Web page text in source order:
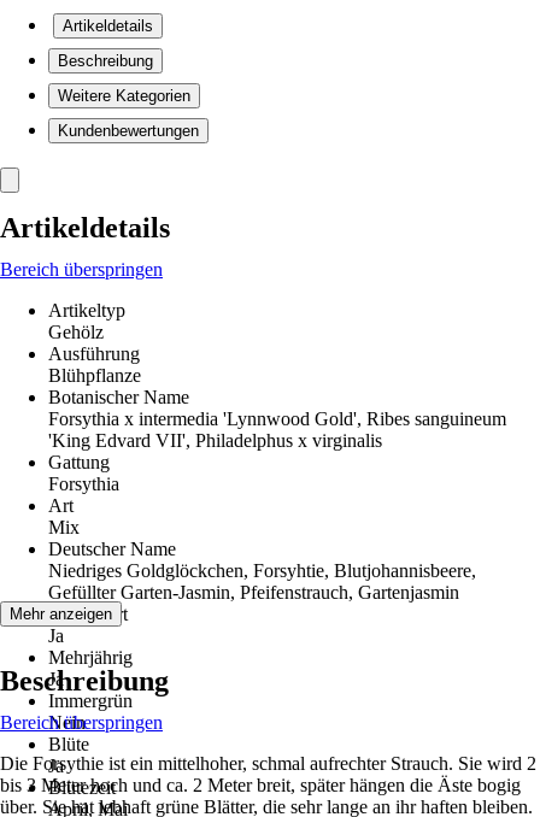
Artikeldetails
Beschreibung
Weitere Kategorien
Kundenbewertungen
Artikeldetails
Bereich überspringen
Artikeltyp
Gehölz
Ausführung
Blühpflanze
Botanischer Name
Forsythia x intermedia 'Lynnwood Gold', Ribes sanguineum
'King Edvard VII', Philadelphus x virginalis
Gattung
Forsythia
Art
Mix
Deutscher Name
Niedriges Goldglöckchen, Forsyhtie, Blutjohannisbeere,
Gefüllter Garten-Jasmin, Pfeifenstrauch, Gartenjasmin
Winterhart
Ja
Mehrjährig
Ja
Immergrün
Nein
Blüte
Ja
Blütezeit
April, Mai
Mehr anzeigen
Beschreibung
Bereich überspringen
Die Forsythie ist ein mittelhoher, schmal aufrechter Strauch. Sie wird 2
bis 3 Meter hoch und ca. 2 Meter breit, später hängen die Äste bogig
über. Sie hat lebhaft grüne Blätter, die sehr lange an ihr haften bleiben.